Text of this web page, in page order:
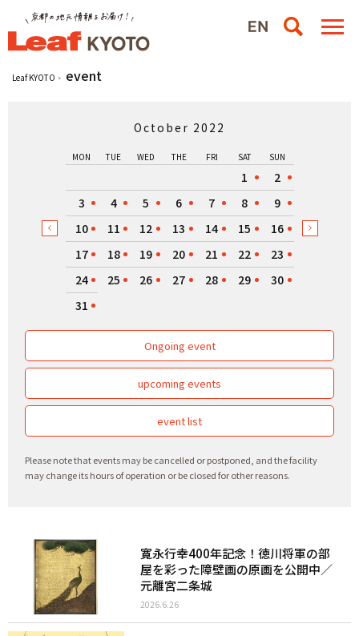
Leaf KYOTO event
October 2022
MON TUE WED THE FRI SAT SUN
1
2
3
4 5 6 7 8
9
10
11 12 13 14 15
16
17
18 19 20 21 22
23
24
25 26 27 28 29
30
31
Ongoing event
upcoming events
event list
Please note that events may be cancelled or postponed, and the facility
may change its hours of operation or be closed for other reasons.
寛永行幸400年記念！徳川将軍の部
屋を彩った障壁画の原画を公開中／
元離宮二条城
2026.6.26